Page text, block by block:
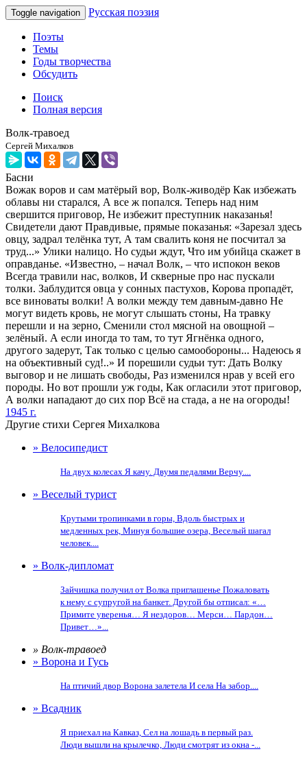
Toggle navigation Русская поэзия
Поэты
Темы
Годы творчества
Обсудить
Поиск
Полная версия
Волк-травоед
Сергей Михалков
Басни
Вожак воров и сам матёрый вор, Волк-живодёр Как избежать
облавы ни старался, А все ж попался. Теперь над ним
свершится приговор, Не избежит преступник наказанья!
Свидетели дают Правдивые, прямые показанья: «Зарезал здесь
овцу, задрал телёнка тут, А там свалить коня не посчитал за
труд...» Улики налицо. Но судьи ждут, Что им убийца скажет в
оправданье. «Известно, – начал Волк, – что испокон веков
Всегда травили нас, волков, И скверные про нас пускали
толки. Заблудится овца у сонных пастухов, Корова пропадёт,
все виноваты волки! А волки между тем давным-давно Не
могут видеть кровь, не могут слышать стоны, На травку
перешли и на зерно, Сменили стол мясной на овощной –
зелёный. А если иногда то там, то тут Ягнёнка одного,
другого задерут, Так только с целью самообороны... Надеюсь я
на объективный суд!..» И порешили судьи тут: Дать Волку
выговор и не лишать свободы, Раз изменился нрав у всей его
породы. Но вот прошли уж годы, Как огласили этот приговор,
А волки нападают до сих пор Всё на стада, а не на огороды!
1945 г.
Другие стихи Сергея Михалкова
» Велосипедист
На двух колесах Я качу. Двумя педалями Верчу....
» Веселый турист
Крутыми тропинками в горы, Вдоль быстрых и
медленных рек, Минуя большие озера, Веселый шагал
человек....
» Волк-дипломат
Зайчишка получил от Волка приглашенье Пожаловать
к нему с супругой на банкет. Другой бы отписал: «…
Примите уверенья… Я нездоров… Мерси… Пардон…
Привет…»...
» Волк-травоед
» Ворона и Гусь
На птичий двор Ворона залетела И села На забор....
» Всадник
Я приехал на Кавказ, Сел на лошадь в первый раз.
Люди вышли на крылечко, Люди смотрят из окна -...